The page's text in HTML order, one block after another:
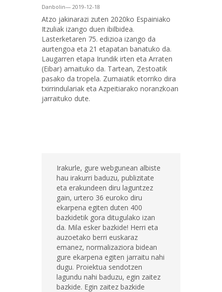
Danbolin— 2019-12-18
Atzo jakinarazi zuten 2020ko Espainiako
Itzuliak izango duen ibilbidea.
Lasterketaren 75. edizioa izango da
aurtengoa eta 21 etapatan banatuko da.
Laugarren etapa Irundik irten eta Arraten
(Eibar) amaituko da. Tartean, Zestoatik
pasako da tropela. Zumaiatik etorriko dira
txirrindulariak eta Azpeitiarako noranzkoan
jarraituko dute.
Irakurle, gure webgunean albiste
hau irakurri baduzu, publizitate
eta erakundeen diru laguntzez
gain, urtero 36 euroko diru
ekarpena egiten duten 400
bazkidetik gora ditugulako izan
da. Mila esker bazkide! Herri eta
auzoetako berri euskaraz
emanez, normalizaziora bidean
gure ekarpena egiten jarraitu nahi
dugu. Proiektua sendotzen
lagundu nahi baduzu, egin zaitez
bazkide. Egin zaitez bazkide